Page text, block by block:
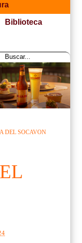
Biblioteca
DEL SOCAVON